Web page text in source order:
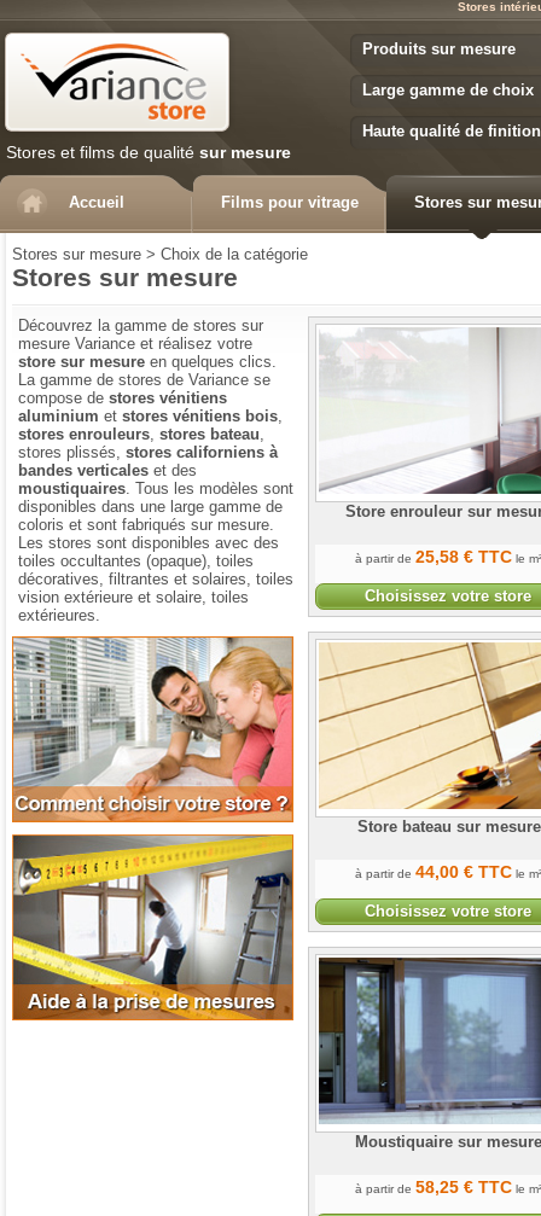
Stores
Stores et films de qualité sur mesure
Produits sur mesure
Large gamme de choix
Haute qualité de finition
Accueil Films pour vitrage Stores sur
Stores sur mesure > Choix de la catégorie
Stores sur mesure
Découvrez la gamme de stores sur
mesure Variance et réalisez votre
store sur mesure en quelques clics.
La gamme de stores de Variance se
compose de stores vénitiens
aluminium et stores vénitiens bois,
stores enrouleurs, stores bateau,
stores plissés, stores californiens à
bandes verticales et des
moustiquaires. Tous les modèles sont
disponibles dans une large gamme de
coloris et sont fabriqués sur mesure.
Les stores sont disponibles avec des
toiles occultantes (opaque), toiles
décoratives, filtrantes et solaires, toiles
vision extérieure et solaire, toiles
extérieures.
Comment choisir votre store
Store enrouleur sur
à partir de 25,58 € TTC le m²
Choisissez votre store
Store bateau sur mesure
à partir de 44,00 € TTC le m²
Choisissez votre store
Moustiquaire sur mesure
à partir de 58,25 € TTC le m²